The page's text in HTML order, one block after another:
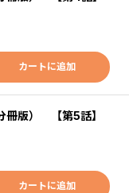
カートに追加
冊版） 【第5話】
カートに追加